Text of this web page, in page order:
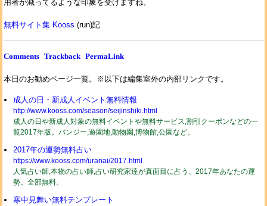
用者が減ってるような印象を受けますね。
無料サイト集 Kooss (run)記
Comments Trackback PermaLink
本日のお勧めページ一覧。※以下は編集室外の内部リンクです。
成人の日・新成人イベント無料情報
http://www.kooss.com/season/seijinshiki.html
成人の日や新成人対象の無料イベントや無料サービス,割引クーポンなどの一
覧2017年版。バンジー,遊園地,動物園,博物館,公園など。
2017年の運勢無料占い
https://www.kooss.com/uranai/2017.html
人気占い師,本物の占い師,占い研究家達が真面目に占う、2017年あなたの運
勢。全部無料。
寒中見舞い無料テンプレート